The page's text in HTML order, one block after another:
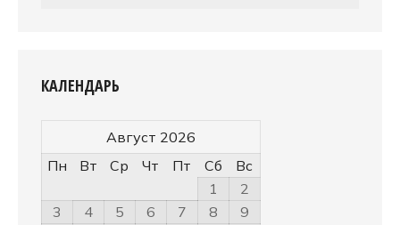
КАЛЕНДАРЬ
Август 2026
Пн
Вт Ср Чт Пт Сб
Вс
1
2
3
4 5 6 7 8
9